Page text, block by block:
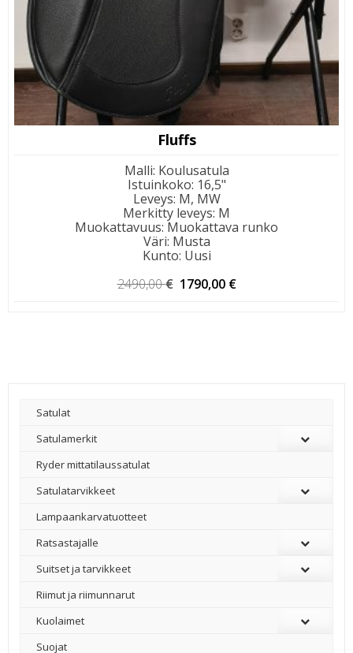
Fluffs
Malli: Koulusatula
Istuinkoko: 16,5"
Leveys: M, MW
Merkitty leveys: M
Muokattavuus: Muokattava runko
Väri: Musta
Kunto: Uusi
2490,00€ Alkuperäinen
1790,00 €
Satulat
Satulamerkit
Ryder mittatilaussatulat
Satulatarvikkeet
–
Lampaankarvatuotteet
Ratsastajalle
Suitset ja tarvikkeet
Riimut ja riimunnarut
Kuolaimet
Suojat